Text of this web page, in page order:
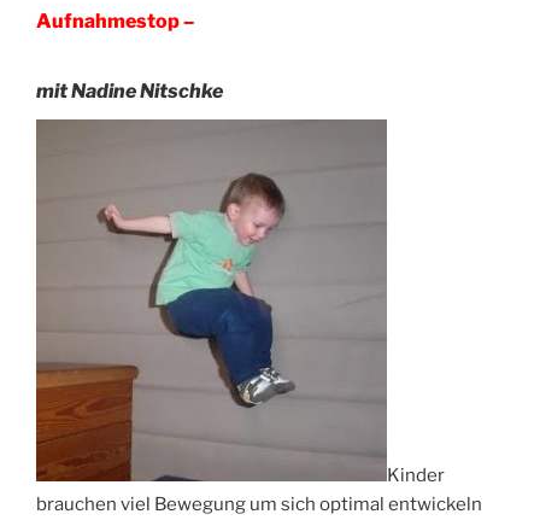
Aufnahmestop –
mit Nadine Nitschke
Kinder
brauchen viel Bewegung um sich optimal entwickeln